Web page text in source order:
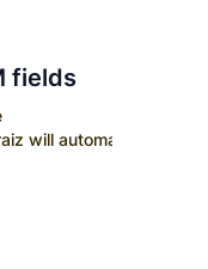
fields
will automatically